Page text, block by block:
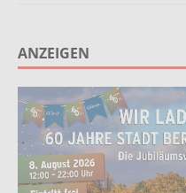
ANZEIGEN